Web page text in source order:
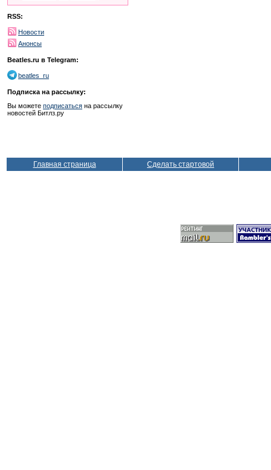
RSS:
Новости
Анонсы
Beatles.ru в Telegram:
beatles_ru
Подписка на рассылку:
Вы можете подписаться на рассылку
новостей Битлз.ру
Главная страница Сделать стартовой